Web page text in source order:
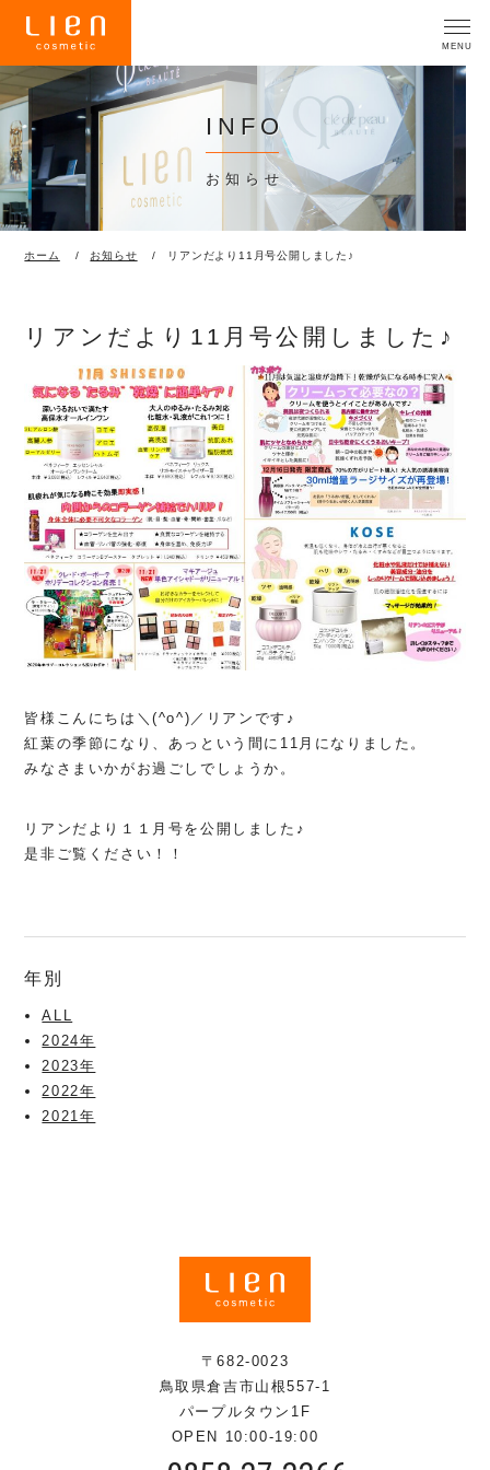
INFO
お知らせ
ホーム お知らせ リアンだより11月号公開しました♪
リアンだより11月号公開しました♪
皆様こんにちは＼(^o^)／リアンです♪
紅葉の季節になり、あっという間に11月になりました。
みなさまいかがお過ごしでしょうか。
リアンだより１１月号を公開しました♪
是非ご覧ください！！
年別
ALL
2024年
2023年
2022年
2021年
〒682-0023
鳥取県倉吉市山根557-1
パープルタウン1F
OPEN 10:00-19:00